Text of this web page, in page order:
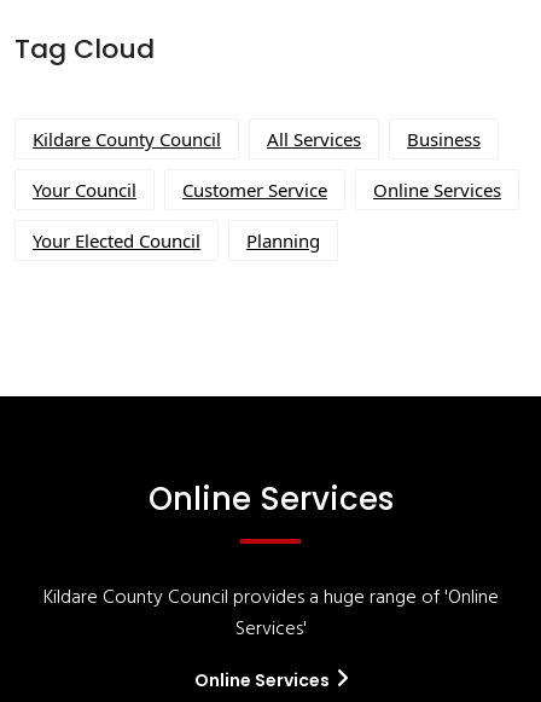
Tag Cloud
Kildare County Council All Services Business
Your Council Customer Service Online Services
Your Elected Council Planning
Online Services
Kildare County Council provides a huge range of 'Online
Services'
Online Services